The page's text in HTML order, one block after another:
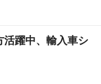
躍中、輸入車シ